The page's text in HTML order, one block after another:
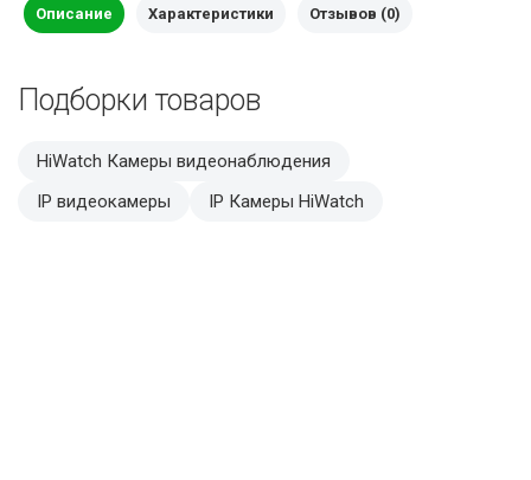
Описание Характеристики Отзывов (0)
Подборки товаров
HiWatch Камеры видеонаблюдения
IP видеокамеры
IP Камеры HiWatch